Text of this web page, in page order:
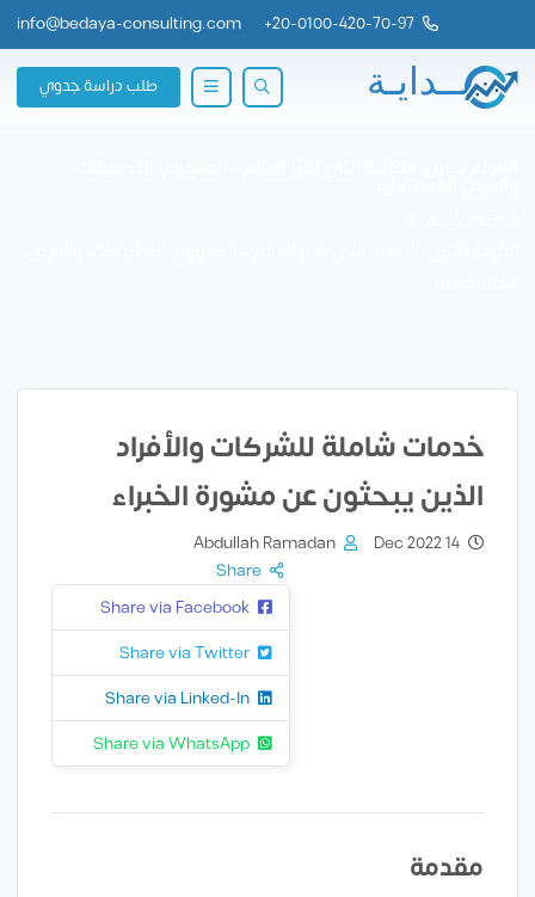
20-0100-420-70-97
+
info@bedaya-consulting.com
طلب دراسة جدوي
خدمات شاملة للشركات والأفراد
الذين يبحثون عن مشورة الخبراء
14 Dec 2022
Abdullah Ramadan
Share
Share via Facebook
Share via Twitter
Share via Linked-In
Share via WhatsApp
مقدمة